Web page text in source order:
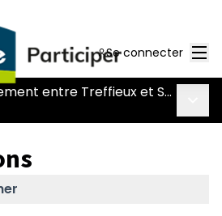
Se connecter
Créneau de dépassement entre Treffieux et Saint-Vincent-des-Landes